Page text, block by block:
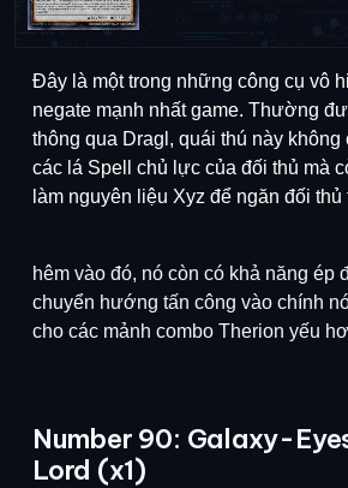
Đây là một trong những công cụ vô
negate mạnh nhất game. Thường
thông qua Dragl, quái thú này không
các lá Spell chủ lực của đối thủ mà
làm nguyên liệu Xyz để ngăn đối
hêm vào đó, nó còn có khả năng ép
chuyển hướng tấn công vào chính
cho các mảnh combo Therion yếu
Number 90: Galaxy-
Lord (x1)